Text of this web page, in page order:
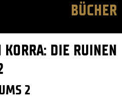
BÜCHER
DIE RUINEN
2